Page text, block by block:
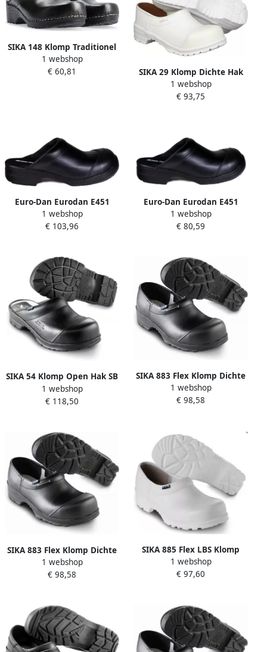
SIKA 148 Klomp Traditionel
Open Hak PU | Zwart |
16.089.076.48
1 webshop
€ 60,81
SIKA 29 Klomp Dichte Hak
Pu zool + KN S3 Wit | Wit |
00.089.021.45
1 webshop
€ 93,75
Euro-Dan Eurodan E451
Klomp Flex Open Hak SB +
KN Zwart 00.039.007.48
1 webshop
€ 103,96
Euro-Dan Eurodan E451
Klomp Flex Open Hak SB +
KN Wit 00.039.008.45
1 webshop
€ 80,59
SIKA 54 Klomp Open Hak SB
| Zwart | 16.089.012.38
1 webshop
€ 118,50
SIKA 883 Flex Klomp Dichte
Hak S3 Zwart 16.089.009.41
1 webshop
€ 98,58
SIKA 883 Flex Klomp Dichte
Hak S3 Zwart 16.089.009.39
1 webshop
€ 98,58
SIKA 885 Flex LBS Klomp
Dichte Hak S2 Zwart
16.089.014.47
1 webshop
€ 97,60